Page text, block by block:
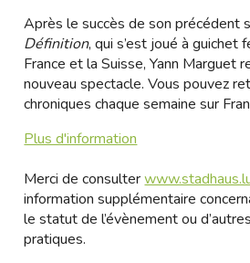
Après le succès de son précédent
Définition, qui s’est joué à guichet
France et la Suisse, Yann Marguet
nouveau spectacle. Vous pouvez
chroniques chaque semaine sur
Plus d'information
Merci de consulter
information supplémentaire
le statut de l’évènement ou
pratiques.